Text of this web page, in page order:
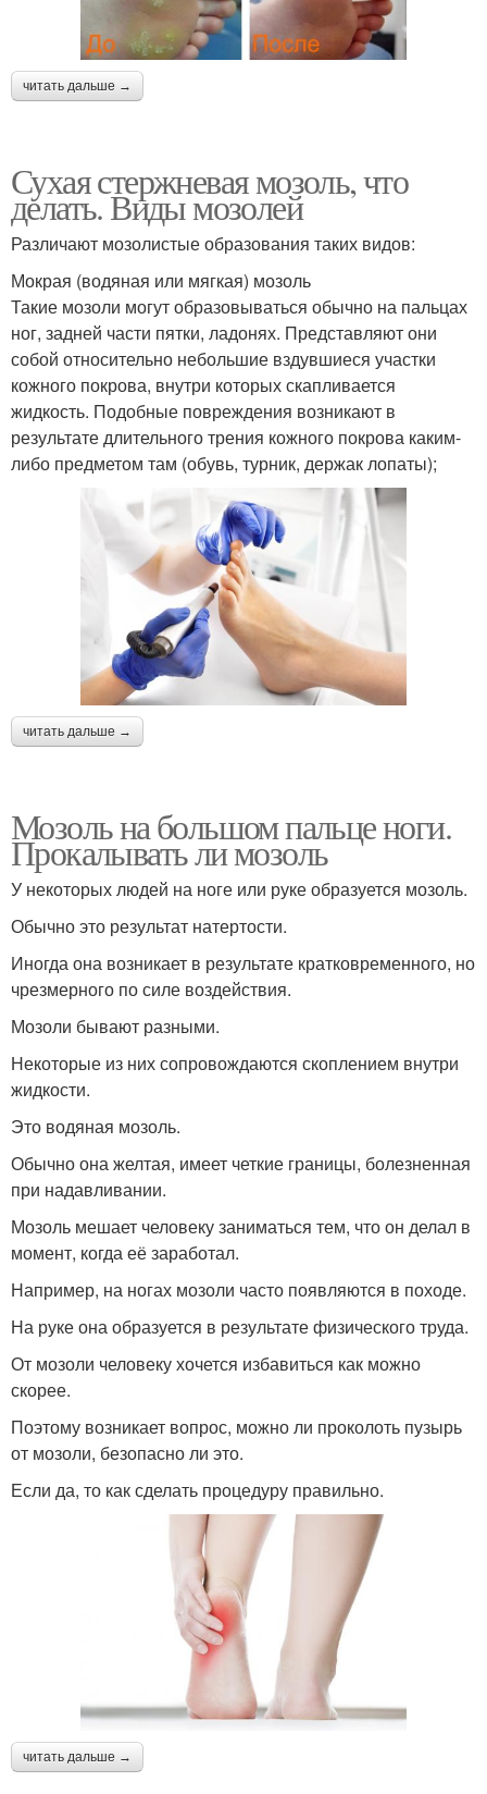
читать дальше →
Сухая стержневая мозоль, что
делать. Виды мозолей
Различают мозолистые образования таких видов:
Мокрая (водяная или мягкая) мозоль
Такие мозоли могут образовываться обычно на пальцах
ног, задней части пятки, ладонях. Представляют они
собой относительно небольшие вздувшиеся участки
кожного покрова, внутри которых скапливается
жидкость. Подобные повреждения возникают в
результате длительного трения кожного покрова каким-
либо предметом там (обувь, турник, держак лопаты);
читать дальше →
Мозоль на большом пальце ноги.
Прокалывать ли мозоль
У некоторых людей на ноге или руке образуется мозоль.
Обычно это результат натертости.
Иногда она возникает в результате кратковременного, но
чрезмерного по силе воздействия.
Мозоли бывают разными.
Некоторые из них сопровождаются скоплением внутри
жидкости.
Это водяная мозоль.
Обычно она желтая, имеет четкие границы, болезненная
при надавливании.
Мозоль мешает человеку заниматься тем, что он делал в
момент, когда её заработал.
Например, на ногах мозоли часто появляются в походе.
На руке она образуется в результате физического труда.
От мозоли человеку хочется избавиться как можно
скорее.
Поэтому возникает вопрос, можно ли проколоть пузырь
от мозоли, безопасно ли это.
Если да, то как сделать процедуру правильно.
читать дальше →